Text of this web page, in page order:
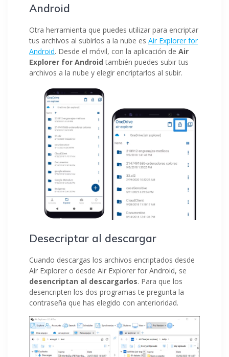
Android
Otra herramienta que puedes utilizar para encriptar
tus archivos al subirlos a la nube es Air Explorer for
Android. Desde el móvil, con la aplicación de Air
Explorer for Android también puedes subir tus
archivos a la nube y elegir encriptarlos al subir.
Desecriptar al descargar
Cuando descargas los archivos encriptados desde
Air Explorer o desde Air Explorer for Android, se
desencriptan al descargarlos. Para que los
desencripten los dos programas te pregunta la
contraseña que has elegido con anterioridad.